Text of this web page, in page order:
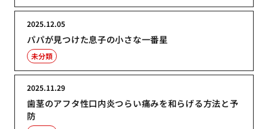
パパが見つけた息子の小さな一番星
2025.12.05
未分類
歯茎のアフタ性口内炎つらい痛みを和らげる方法と予
防
2025.11.29